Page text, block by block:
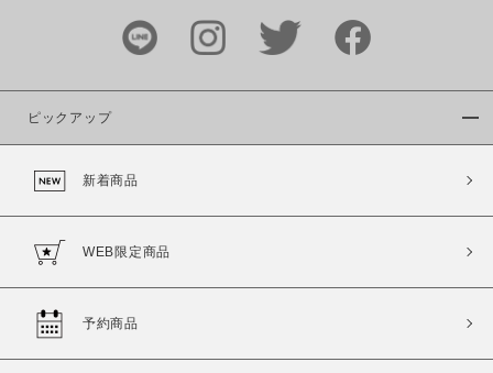
カラー
ピックアップ
新着商品
WEB限定商品
予約商品